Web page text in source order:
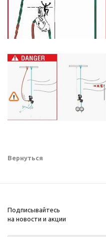
Вернуться
Подписывайтесь
на новости и акции